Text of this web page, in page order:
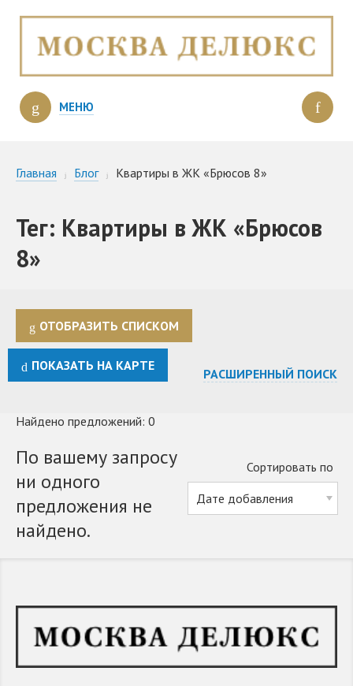
МЕНЮ
Главная Блог Квартиры в ЖК «Брюсов 8»
Тег: Квартиры в ЖК «Брюсов
8»
ОТОБРАЗИТЬ СПИСКОМ
ПОКАЗАТЬ НА КАРТЕ
РАСШИРЕННЫЙ ПОИСК
Найдено предложений: 0
Сортировать по
По вашему запросу
ни одного
предложения не
найдено.